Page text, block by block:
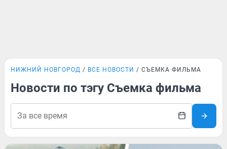
НИЖНИЙ НОВГОРОД ВСЕ НОВОСТИ СЪЕМКА ФИЛЬМА
Новости по тэгу Съемка фильма